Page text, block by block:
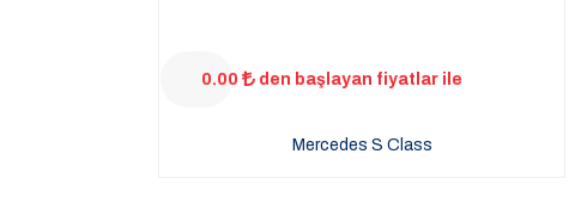
0.00 den başlayan fiyatlar ile
Mercedes S Class